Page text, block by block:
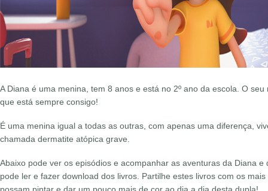
A Diana é uma menina, tem 8 anos e está no 2º ano da escola. O seu
que está sempre consigo!
É uma menina igual a todas as outras, com apenas uma diferença,
chamada dermatite atópica grave.
Abaixo pode ver os episódios e acompanhar as aventuras da Diana e
pode ler e fazer download dos livros. Partilhe estes livros com os